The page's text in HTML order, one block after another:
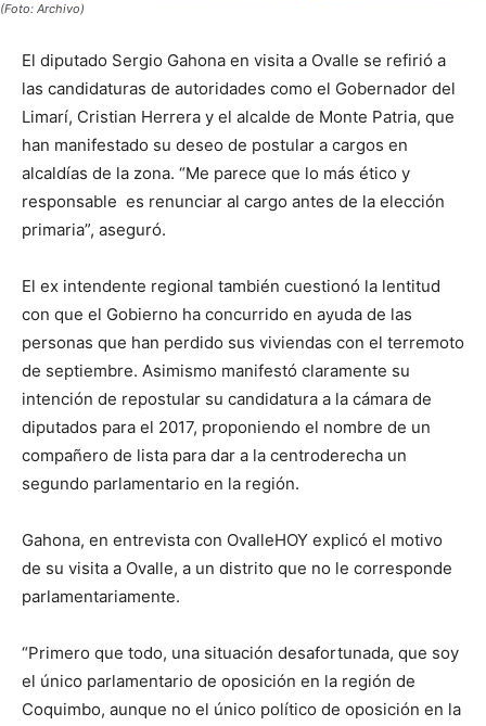
(Foto: Archivo)
El diputado Sergio Gahona en visita a Ovalle se refirió a
las candidaturas de autoridades como el Gobernador del
Limarí, Cristian Herrera y el alcalde de Monte Patria, que
han manifestado su deseo de postular a cargos en
alcaldías de la zona. “Me parece que lo más ético y
responsable es renunciar al cargo antes de la elección
primaria”, aseguró.
El ex intendente regional también cuestionó la lentitud
con que el Gobierno ha concurrido en ayuda de las
personas que han perdido sus viviendas con el terremoto
de septiembre. Asimismo manifestó claramente su
intención de repostular su candidatura a la cámara de
diputados para el 2017, proponiendo el nombre de un
compañero de lista para dar a la centroderecha un
segundo parlamentario en la región.
Gahona, en entrevista con OvalleHOY explicó el motivo
de su visita a Ovalle, a un distrito que no le corresponde
parlamentariamente.
“Primero que todo, una situación desafortunada, que soy
el único parlamentario de oposición en la región de
Coquimbo, aunque no el único político de oposición en la